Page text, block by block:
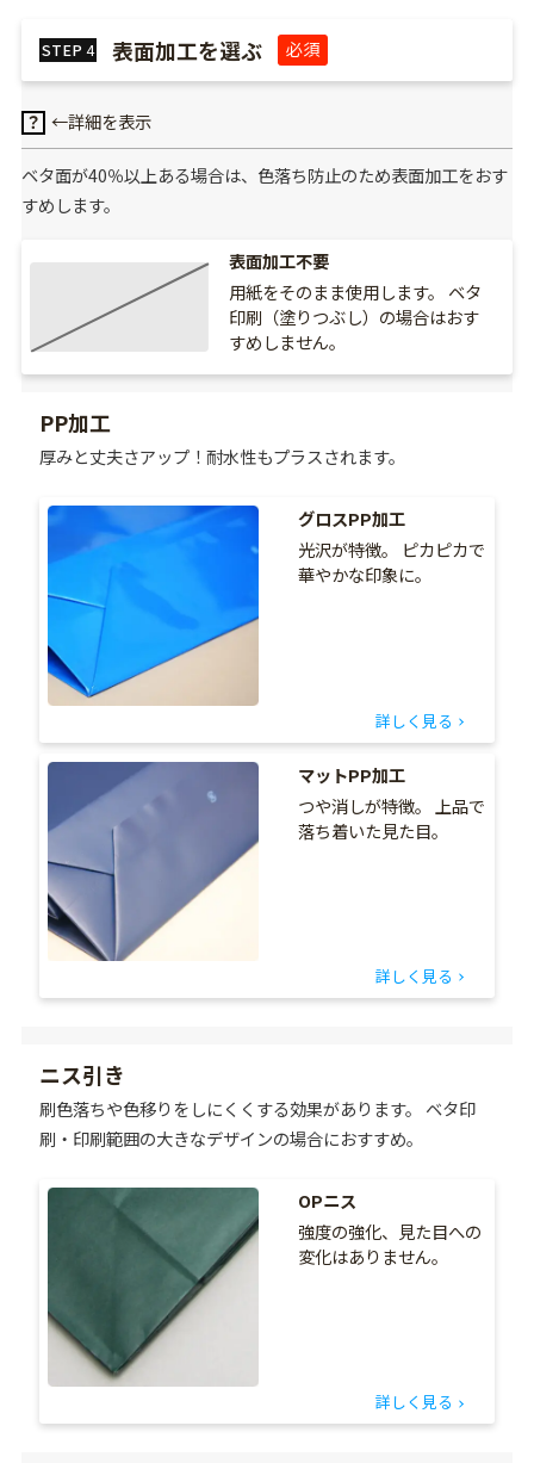
STEP 4 表面加工を選ぶ 必須
？ ←詳細を表示
ベタ面が40％以上ある場合は、色落ち防止のため表面加工をおす
すめします。
表面加工不要
用紙をそのまま使用します。 ベタ
印刷（塗りつぶし）の場合はおす
すめしません。
PP加工
厚みと丈夫さアップ！耐水性もプラスされます。
グロスPP加工
光沢が特徴。 ピカピカで
華やかな印象に。
詳しく見る
マットPP加工
つや消しが特徴。 上品で
落ち着いた見た目。
詳しく見る
ニス引き
刷色落ちや色移りをしにくくする効果があります。 ベタ印
刷・印刷範囲の大きなデザインの場合におすすめ。
OPニス
強度の強化、見た目への
変化はありません。
詳しく見る